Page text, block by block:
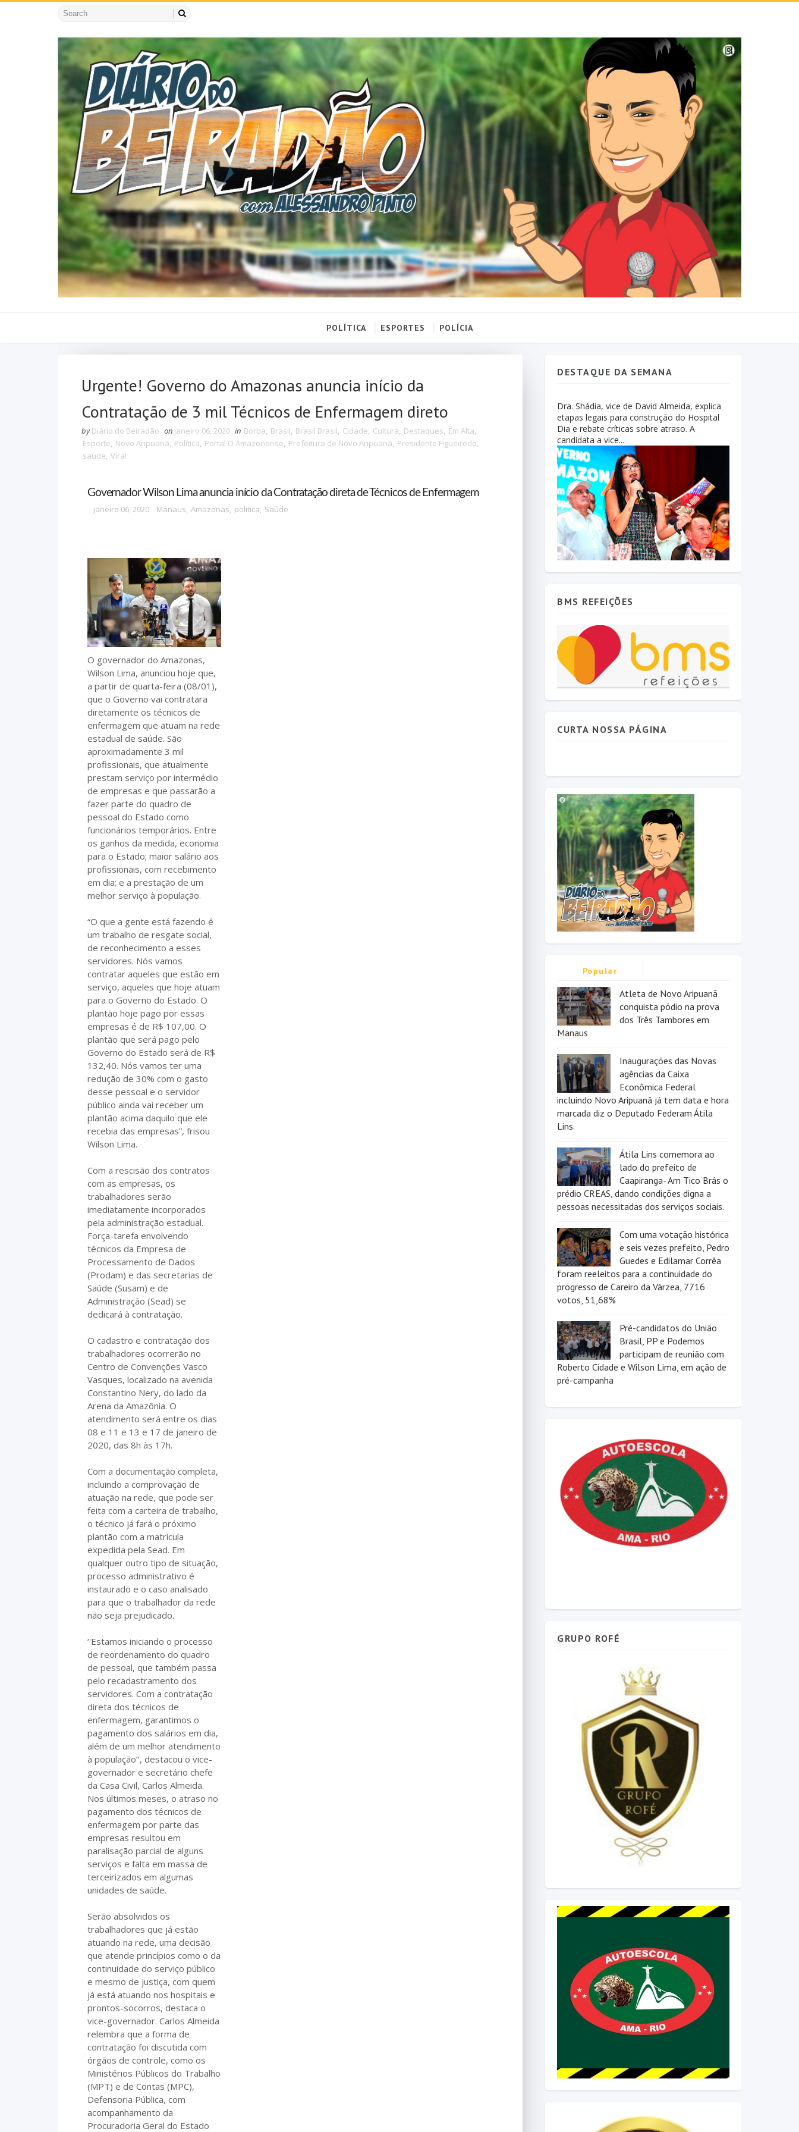
POLÍTICA ESPORTES POLÍCIA
Urgente! Governo do Amazonas anuncia início da
Contratação de 3 mil Técnicos de Enfermagem direto
by Diário do Beiradão on janeiro 06, 2020 in Borba, Brasil, Brasil Brasil, Cidade, Cultura, Destaques, Em Alta,
Esporte, Novo Aripuanã, Política, Portal O Amazonense, Prefeitura de Novo Aripuanã, Presidente Figueiredo,
saude, Viral
Governador Wilson Lima anuncia início da Contratação direta de Técnicos de Enfermagem
janeiro 06, 2020 Manaus, Amazonas, politica, Saúde
O governador do Amazonas,
Wilson Lima, anunciou hoje que,
a partir de quarta-feira (08/01),
que o Governo vai contratara
diretamente os técnicos de
enfermagem que atuam na rede
estadual de saúde. São
aproximadamente 3 mil
profissionais, que atualmente
prestam serviço por intermédio
de empresas e que passarão a
fazer parte do quadro de
pessoal do Estado como
funcionários temporários. Entre
os ganhos da medida, economia
para o Estado; maior salário aos
profissionais, com recebimento
em dia; e a prestação de um
melhor serviço à população.
“O que a gente está fazendo é
um trabalho de resgate social,
de reconhecimento a esses
servidores. Nós vamos
contratar aqueles que estão em
serviço, aqueles que hoje atuam
para o Governo do Estado. O
plantão hoje pago por essas
empresas é de R$ 107,00. O
plantão que será pago pelo
Governo do Estado será de R$
132,40. Nós vamos ter uma
redução de 30% com o gasto
desse pessoal e o servidor
público ainda vai receber um
plantão acima daquilo que ele
recebia das empresas”, frisou
Wilson Lima.
Com a rescisão dos contratos
com as empresas, os
trabalhadores serão
imediatamente incorporados
pela administração estadual.
Força-tarefa envolvendo
técnicos da Empresa de
Processamento de Dados
(Prodam) e das secretarias de
Saúde (Susam) e de
Administração (Sead) se
dedicará à contratação.
O cadastro e contratação dos
trabalhadores ocorrerão no
Centro de Convenções Vasco
Vasques, localizado na avenida
Constantino Nery, do lado da
Arena da Amazônia. O
atendimento será entre os dias
08 e 11 e 13 e 17 de janeiro de
2020, das 8h às 17h.
Com a documentação completa,
incluindo a comprovação de
atuação na rede, que pode ser
feita com a carteira de trabalho,
o técnico já fará o próximo
plantão com a matrícula
expedida pela Sead. Em
qualquer outro tipo de situação,
processo administrativo é
instaurado e o caso analisado
para que o trabalhador da rede
não seja prejudicado.
‘'Estamos iniciando o processo
de reordenamento do quadro
de pessoal, que também passa
pelo recadastramento dos
servidores. Com a contratação
direta dos técnicos de
enfermagem, garantimos o
pagamento dos salários em dia,
além de um melhor atendimento
à população’’, destacou o vice-
governador e secretário chefe
da Casa Civil, Carlos Almeida.
Nos últimos meses, o atraso no
pagamento dos técnicos de
enfermagem por parte das
empresas resultou em
paralisação parcial de alguns
serviços e falta em massa de
terceirizados em algumas
unidades de saúde.
Serão absolvidos os
trabalhadores que já estão
atuando na rede, uma decisão
que atende princípios como o da
continuidade do serviço público
e mesmo de justiça, com quem
já está atuando nos hospitais e
prontos-socorros, destaca o
vice-governador. Carlos Almeida
relembra que a forma de
contratação foi discutida com
órgãos de controle, como os
Ministérios Públicos do Trabalho
(MPT) e de Contas (MPC),
Defensoria Pública, com
acompanhamento da
Procuradoria Geral do Estado
DESTAQUE DA SEMANA
Dra. Shádia, vice de David Almeida, explica
etapas legais para construção do Hospital
Dia e rebate críticas sobre atraso. A
candidata a vice...
BMS REFEIÇÕES
CURTA NOSSA PÁGINA
Popular
Atleta de Novo Aripuanã
conquista pódio na prova
dos Três Tambores em
Manaus
Inaugurações das Novas
agências da Caixa
Econômica Federal
incluindo Novo Aripuanã já tem data e hora
marcada diz o Deputado Federam Átila
Lins.
Átila Lins comemora ao
lado do prefeito de
Caapiranga- Am Tico Brás o
prédio CREAS, dando condições digna a
pessoas necessitadas dos serviços sociais.
Com uma votação histórica
e seis vezes prefeito, Pedro
Guedes e Edilamar Corrêa
foram reeleitos para a continuidade do
progresso de Careiro da Várzea, 7716
votos, 51,68%
Pré-candidatos do União
Brasil, PP e Podemos
participam de reunião com
Roberto Cidade e Wilson Lima, em ação de
pré-campanha
GRUPO ROFÉ